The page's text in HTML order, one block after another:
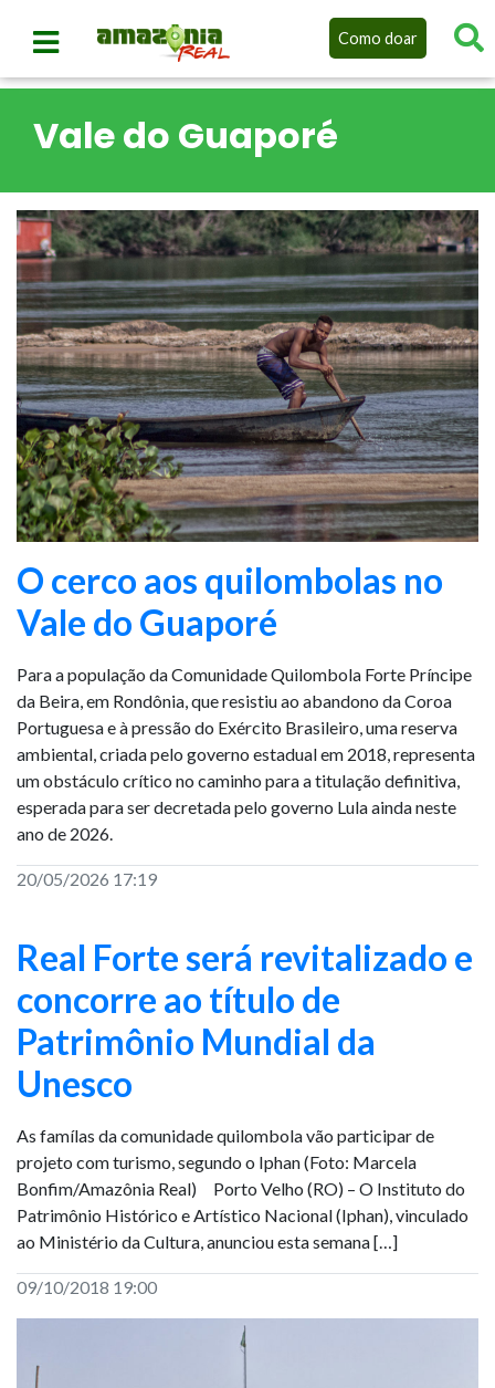
Como doar
Vale do Guaporé
O cerco aos quilombolas no
Vale do Guaporé
Para a população da Comunidade Quilombola Forte Príncipe
da Beira, em Rondônia, que resistiu ao abandono da Coroa
Portuguesa e à pressão do Exército Brasileiro, uma reserva
ambiental, criada pelo governo estadual em 2018, representa
um obstáculo crítico no caminho para a titulação definitiva,
esperada para ser decretada pelo governo Lula ainda neste
ano de 2026.
20/05/2026 17:19
Real Forte será revitalizado e
concorre ao título de
Patrimônio Mundial da
Unesco
As famílas da comunidade quilombola vão participar de
projeto com turismo, segundo o Iphan (Foto: Marcela
Bonfim/Amazônia Real) Porto Velho (RO) – O Instituto do
Patrimônio Histórico e Artístico Nacional (Iphan), vinculado
ao Ministério da Cultura, anunciou esta semana […]
09/10/2018 19:00